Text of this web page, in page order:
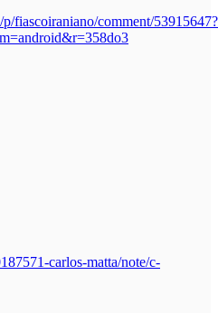
fiascoiraniano/comment/53915647?
carlos-matta/note/c-